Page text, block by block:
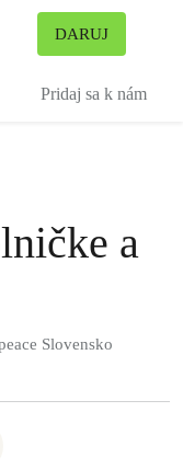
DARUJ
Pridaj sa k nám
a
Slovensko